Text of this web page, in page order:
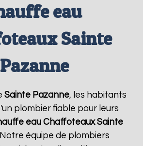
eau
Sainte
Pazanne
Sainte Pazanne, les habitants
plombier fiable pour leurs
eau Chaffoteaux Sainte
équipe de plombiers